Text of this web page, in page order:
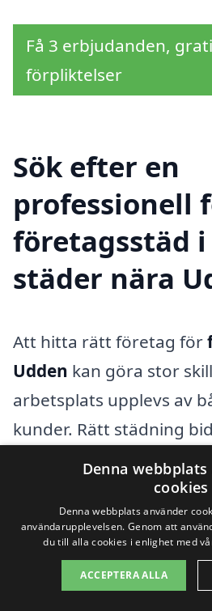
Få 3 erbjudanden,
förpliktelser
Sök efter en
professionell
företagsstäd
städer nära
Att hitta rätt företag för
Udden kan göra stor
arbetsplats upplevs av
kunder. Rätt städning
trivsam miljö, vilket i sin
möjligheterna för fokus
Men det är inte alltid
ska börja leta efter
Lyckligtvis finns det
Denna
cookies
Denna webbplats använder
användarupplevelsen. Genom att
du till alla cookies i enlighet med
ACCEPTERA ALLA